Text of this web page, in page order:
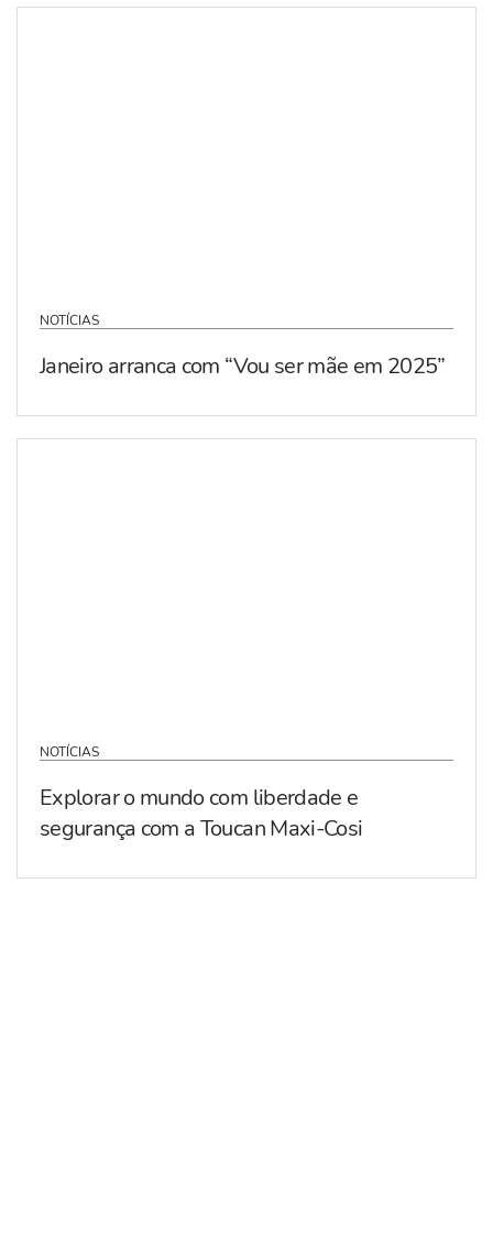
NOTÍCIAS
Janeiro arranca com “Vou ser mãe em 2025”
NOTÍCIAS
Explorar o mundo com liberdade e
segurança com a Toucan Maxi-Cosi